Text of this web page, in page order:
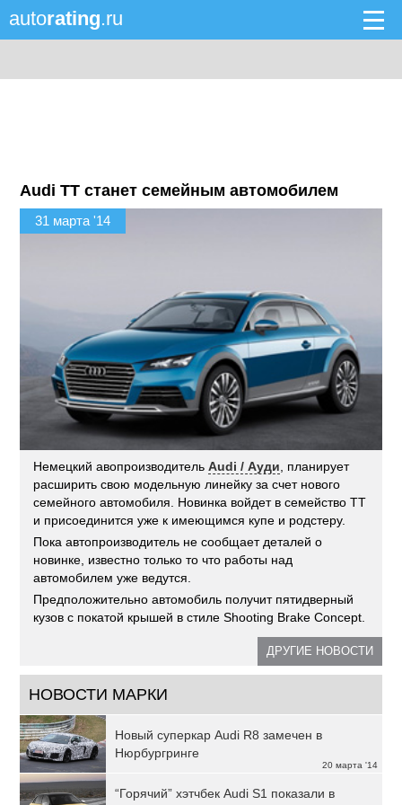
autorating.ru
Audi TT станет семейным автомобилем
31 марта '14
Немецкий авопроизводительAudi / Ауди , планирует
расширить свою модельную линейку за счет нового
семейного автомобиля. Новинка войдет в семейство TT
и присоединится уже к имеющимся купе и родстеру.
Пока автопроизводитель не сообщает деталей о
новинке, известно только то что работы над
автомобилем уже ведутся.
Предположительно автомобиль получит пятидверный
кузов с покатой крышей в стиле Shooting Brake Concept.
ДРУГИЕ НОВОСТИ
НОВОСТИ МАРКИ
20 марта '14
Новый суперкар Audi R8 замечен в
Нюрбургринге
“Горячий” хэтчбек Audi S1 показали в